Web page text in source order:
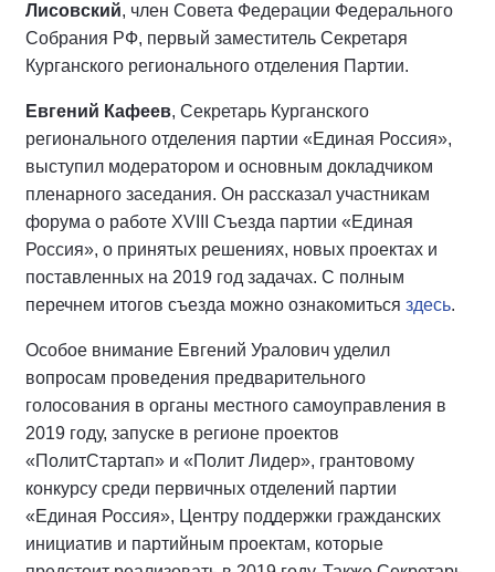
Лисовский, член Совета Федерации Федерального
Собрания РФ, первый заместитель Секретаря
Курганского регионального отделения Партии.
Евгений Кафеев, Секретарь Курганского
регионального отделения партии «Единая Россия»,
выступил модератором и основным докладчиком
пленарного заседания. Он рассказал участникам
форума о работе XVIII Съезда партии «Единая
Росcия», о принятых решениях, новых проектах и
поставленных на 2019 год задачах. С полным
перечнем итогов съезда можно ознакомиться здесь.
Особое внимание Евгений Уралович уделил
вопросам проведения предварительного
голосования в органы местного самоуправления в
2019 году, запуске в регионе проектов
«ПолитСтартап» и «Полит Лидер», грантовому
конкурсу среди первичных отделений партии
«Единая Россия», Центру поддержки гражданских
инициатив и партийным проектам, которые